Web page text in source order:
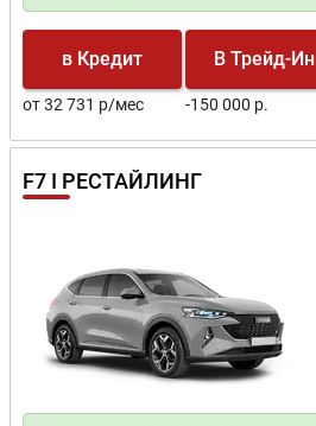
в Кредит
от 32 731 р/мес
В Трейд-Ин
-150 000 р.
F7 I РЕСТАЙЛИНГ